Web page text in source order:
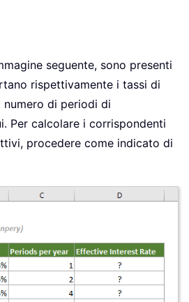
seguente, sono presenti
rispettivamente i tassi di
numero di periodi di
Per calcolare i corrispondenti
procedere come indicato di